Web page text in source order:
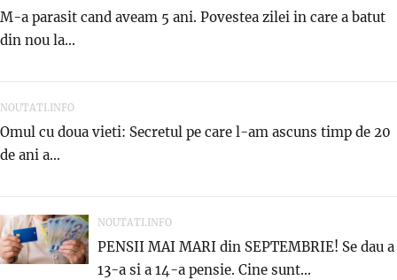
M-a parasit cand aveam 5 ani. Povestea zilei in care a batut
din nou la...
NOUTATI.INFO
Omul cu doua vieti: Secretul pe care l-am ascuns timp de 20
de ani a...
NOUTATI.INFO
PENSII MAI MARI din SEPTEMBRIE! Se dau a
13-a si a 14-a pensie. Cine sunt...